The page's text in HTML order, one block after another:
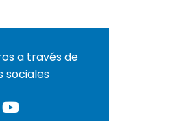
a través de
sociales